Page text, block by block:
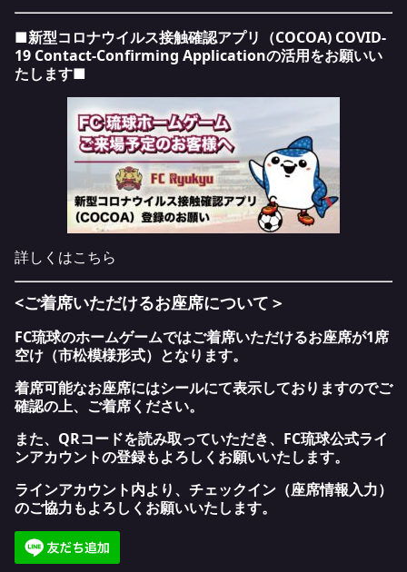
■新型コロナウイルス接触確認アプリ（COCOA) COVID-
19 Contact-Confirming Applicationの活用をお願いい
たします■
詳しくはこちら
<ご着席いただけるお座席について＞
FC琉球のホームゲームではご着席いただけるお座席が1席
空け（市松模様形式）となります。
着席可能なお座席にはシールにて表示しておりますのでご
確認の上、ご着席ください。
また、 QRコードを読み取っていただき、 FC琉球公式ライ
ンアカウントの登録もよろしくお願いいたします。
ラインアカウント内より、チェックイン（座席情報入力）
のご協力もよろしくお願いいたします。